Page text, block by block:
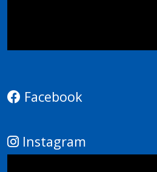
Facebook
Instagram